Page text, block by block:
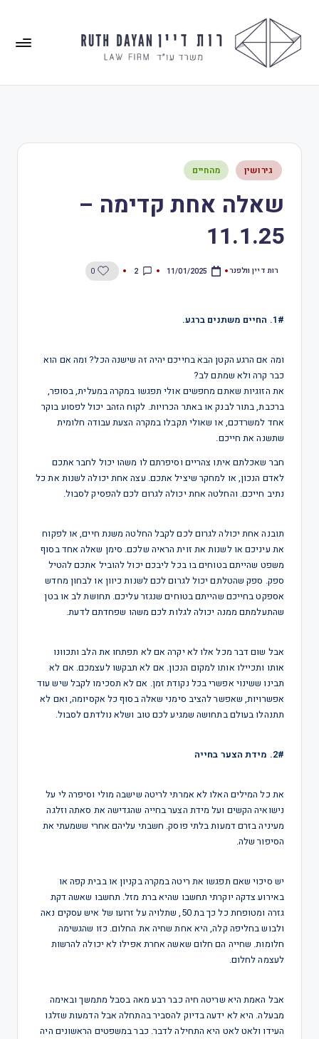
גירושין מהחיים
שאלה אחת קדימה –
11.1.25
רות דיין וולפנר 11/01/2025
2
0
1#. החיים משתנים ברגע.
ומה אם הרגע הקטן הבא בחייכם יהיה זה שישנה הכל? ומה אם הוא
כבר קרה ולא שמתם לב?
את הזוגיות שאתם מחפשים אולי תפגשו במקרה במעלית, בסופר,
ברכבת, בתור לבנק או באתר הכרויות. לקוח הזהב יכול לפסוע בוקר
אחד למשרדכם, או שאולי תקבלו במקרה הצעת עבודה חלומית
שתשנה את חייכם.
חבר שאכלתם איתו צהריים וסיפרתם לו משהו יכול לחבר אתכם
לאדם הנכון, או למחקר שיציל אתכם. עצה אחת יכולה לשנות את כל
נתיב חייכם. והחלטה אחת יכולה לגרום לכם להפסיק לסבול.
תובנה אחת יכולה לגרום לכם לקבל החלטה משנת חיים, או לפקוח
את עיניכם או לשנות את זוית הראיה שלכם. סימן שאלה אחד בסוף
משפט שהייתם בטוחים בו בכל ליבכם יכול להוביל אתכם להטיל
ספק. ספק שהטלתם יכול לגרום לכם לשנות כיוון או לבחון מחדש
אספקט בחייכם שהייתם בטוחים שנגזר עליכם. תחושת לב או בטן
שהתעלמתם ממנה יכולה לגלות לכם משהו שפחדתם לדעת.
אבל שום דבר מכל אלו לא יקרה אם לא תפתחו את הלב ותכוונו
אותו ותכיילו אותו למקום הנכון. אם לא תבקשו לעצמכם. אם לא
תבינו ששינוי אפשרי בכל נקודת זמן. אם לא תסכימו לקבל שיש עוד
אפשרויות, שאפשר להציב סימני שאלה בסוף כל אקסיומה, ואם לא
תתנהלו בעולם בתחושה שמגיע לכם טוב ושלא נולדתם לסבול.
2#. מידת הצער בחייה
את כל המילים האלו לא אמרתי לריטה שישבה מולי וסיפרה לי על
נישואיה הקשים ועל מידת הצער בחייה שהגדישה את סאתה וזלגה
מעיניה בזרם דמעות בלתי פוסק. חשבתי עליהם אחרי ששמעתי את
הסיפור שלה.
יש סיכוי שאם תפגשו את ריטה במקרה בקניון או בבית קפה או
באירוע צדקה יוקרתי תחשבו שהיא ברת מזל. תחשבו שאשה דקת
גזרה ומטופחת כל כך בת 50, שתלויה על זרועו של איש עסקים נאה
ולבוש בחליפה קלה, היא אחת שחיה את החלום. כזו שהגשימה
חלומות. שחייה הם חלום שאשה אחרת אפילו לא יכולה להרשות
לעצמה לחלום.
אבל האמת היא שריטה חיה כבר רבע מאה בסבל מתמשך ובאימה
מבעלה. היא לא ידעה בדיוק להסביר בהתחלה אבל הדמעות שזלגו
העידו ולאט לאט היא התחילה לדבר. כבר במשפטים הראשונים היה